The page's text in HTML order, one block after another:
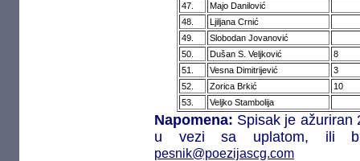
47.
Majo Danilović
48.
Ljiljana Crnić
49.
Slobodan Jovanović
50.
Dušan S. Veljković
8
51.
Vesna Dimitrijević
3
52.
Zorica Brkić
10
53.
Veljko Stambolija
Napomena: Spisak je ažuriran
u vezi sa uplatom, ili
pesnik@poezijascg.com